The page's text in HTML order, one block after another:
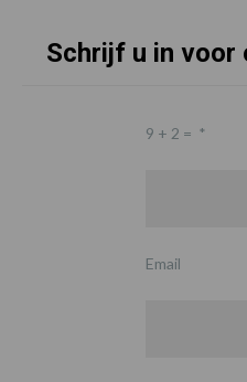
Schrijf u in voor
9 + 2 = *
Email